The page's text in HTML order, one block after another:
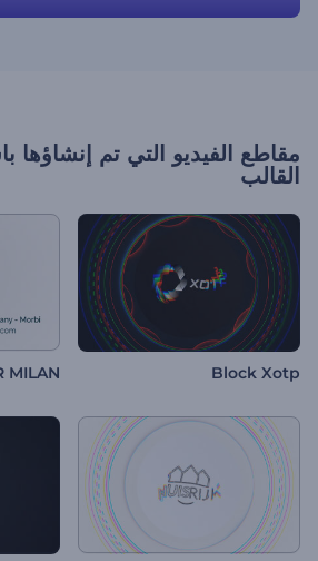
مقاطع الفيديو التي تم إنشاؤها
القالب
Block Xotp
MILAN